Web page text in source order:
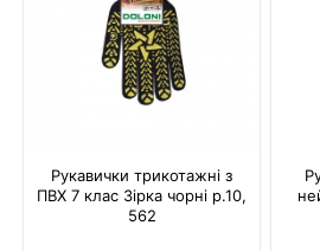
Рукавички трикотажні з
ПВХ 7 клас Зірка чорні р.10,
562